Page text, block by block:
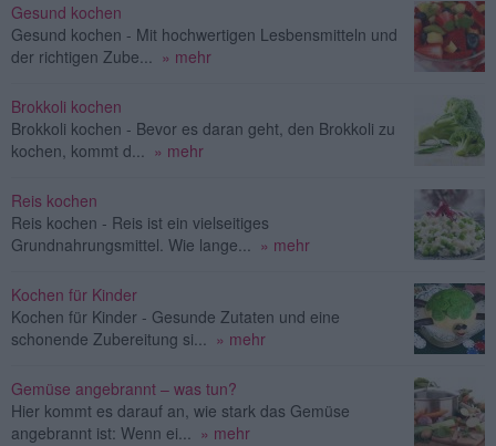
Gesund kochen
Gesund kochen - Mit hochwertigen Lesbensmitteln und
der richtigen Zube... » mehr
Brokkoli kochen
Brokkoli kochen - Bevor es daran geht, den Brokkoli zu
kochen, kommt d... » mehr
Reis kochen
Reis kochen - Reis ist ein vielseitiges
Grundnahrungsmittel. Wie lange... » mehr
Kochen für Kinder
Kochen für Kinder - Gesunde Zutaten und eine
schonende Zubereitung si... » mehr
Gemüse angebrannt – was tun?
Hier kommt es darauf an, wie stark das Gemüse
angebrannt ist: Wenn ei... » mehr